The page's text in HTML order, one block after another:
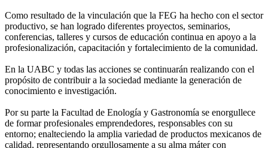
Como resultado de la vinculación que la FEG ha hecho con el sector
productivo, se han logrado diferentes proyectos, seminarios,
conferencias, talleres y cursos de educación continua en apoyo a la
profesionalización, capacitación y fortalecimiento de la comunidad.
En la UABC y todas las acciones se continuarán realizando con el
propósito de contribuir a la sociedad mediante la generación de
conocimiento e investigación.
Por su parte la Facultad de Enología y Gastronomía se enorgullece
de formar profesionales emprendedores, responsables con su
entorno; enalteciendo la amplia variedad de productos mexicanos de
calidad, representando orgullosamente a su alma máter con